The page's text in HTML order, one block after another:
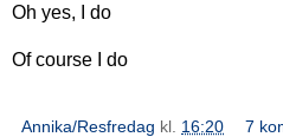
Oh yes, I do
Of course I do
Annika/Resfredag kl. 16:20 7